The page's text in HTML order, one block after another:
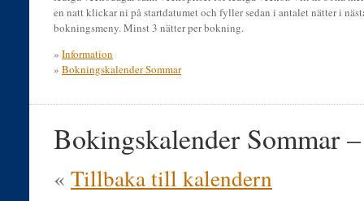
en natt klickar ni på startdatumet och fyller sedan i antalet nätter i
bokningsmeny. Minst 3 nätter per bokning.
» Information
» Bokningskalender Sommar
Bokingskalender Sommar
« Tillbaka till kalendern